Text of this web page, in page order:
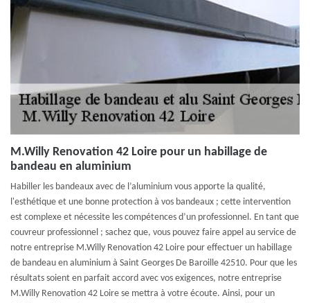
M.Willy Renovation 42 Loire pour un habillage de
bandeau en aluminium
Habiller les bandeaux avec de l’aluminium vous apporte la qualité,
l'esthétique et une bonne protection à vos bandeaux ; cette intervention
est complexe et nécessite les compétences d’un professionnel. En tant que
couvreur professionnel ; sachez que, vous pouvez faire appel au service de
notre entreprise M.Willy Renovation 42 Loire pour effectuer un habillage
de bandeau en aluminium à Saint Georges De Baroille 42510. Pour que les
résultats soient en parfait accord avec vos exigences, notre entreprise
M.Willy Renovation 42 Loire se mettra à votre écoute. Ainsi, pour un